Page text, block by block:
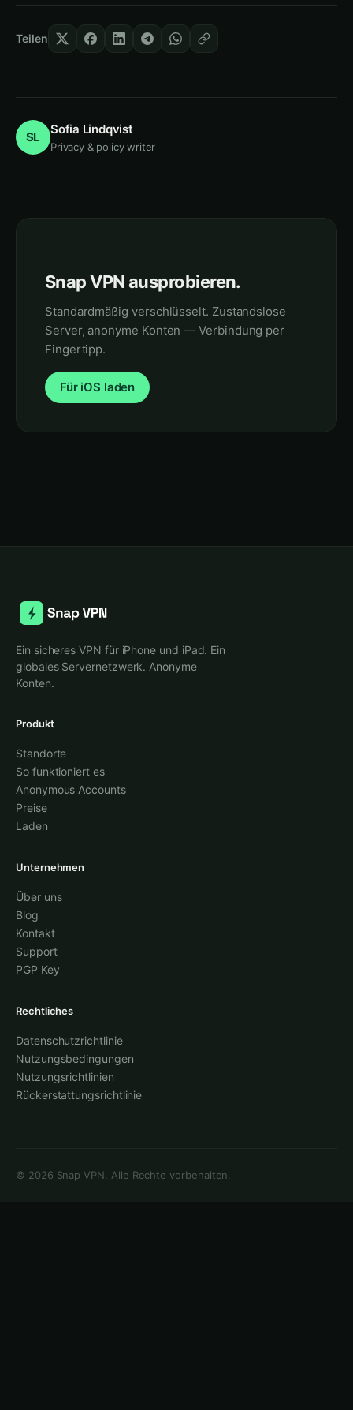
Teilen
SL
Sofia Lindqvist
Privacy & policy writer
Snap VPN ausprobieren.
Standardmäßig verschlüsselt. Zustandslose
Server, anonyme Konten — Verbindung per
Fingertipp.
Für iOS laden
Ein sicheres VPN für iPhone und iPad. Ein
globales Servernetzwerk. Anonyme
Konten.
Produkt
Standorte
So funktioniert es
Anonymous Accounts
Preise
Laden
Unternehmen
Über uns
Blog
Kontakt
Support
PGP Key
Rechtliches
Datenschutzrichtlinie
Nutzungsbedingungen
Nutzungsrichtlinien
Rückerstattungsrichtlinie
© 2026 Snap VPN. Alle Rechte vorbehalten.